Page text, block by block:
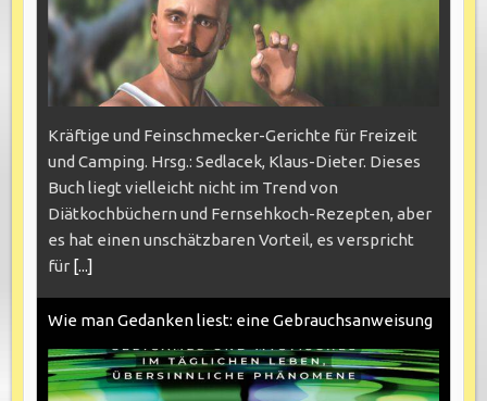
Kräftige und Feinschmecker-Gerichte für Freizeit
und Camping. Hrsg.: Sedlacek, Klaus-Dieter. Dieses
Buch liegt vielleicht nicht im Trend von
Diätkochbüchern und Fernsehkoch-Rezepten, aber
es hat einen unschätzbaren Vorteil, es verspricht
für [...]
Wie man Gedanken liest: eine Gebrauchsanweisung